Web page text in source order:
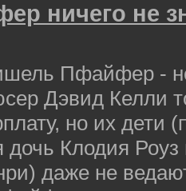
ничего не
Пфайфер -
Дэвид Келли
но их дети
дочь Клодия
даже не